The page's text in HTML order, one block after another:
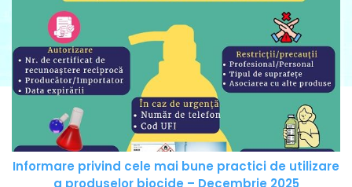
Informare privind cele mai bune practici de utilizare
a produselor biocide – Decembrie 2025